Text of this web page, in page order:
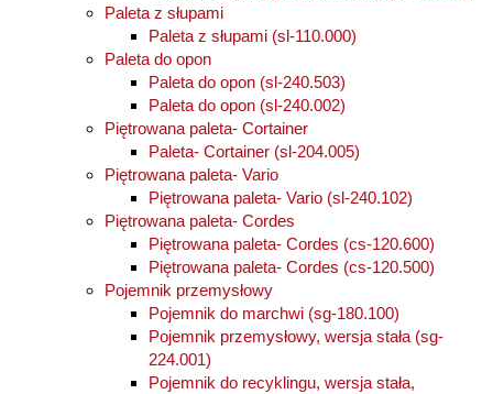
Paleta z słupami
Paleta z słupami (sl-110.000)
Paleta do opon
Paleta do opon (sl-240.503)
Paleta do opon (sl-240.002)
Piętrowana paleta- Cortainer
Paleta- Cortainer (sl-204.005)
Piętrowana paleta- Vario
Piętrowana paleta- Vario (sl-240.102)
Piętrowana paleta- Cordes
Piętrowana paleta- Cordes (cs-120.600)
Piętrowana paleta- Cordes (cs-120.500)
Pojemnik przemysłowy
Pojemnik do marchwi (sg-180.100)
Pojemnik przemysłowy, wersja stała (sg-
224.001)
Pojemnik do recyklingu, wersja stała,